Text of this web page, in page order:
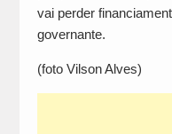
vai perder
governante.
(foto Vilson Alves)